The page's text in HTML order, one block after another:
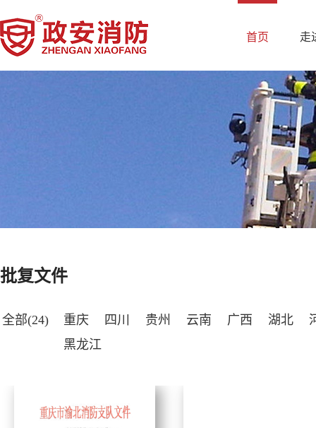
首页 走
批复文件
全部(24) 重庆 四川 贵州 云南 广西 湖北
黑龙江